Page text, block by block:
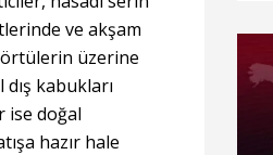
ve akşam
örtülerin üzerine
kabukları
ise doğal
hazır hale